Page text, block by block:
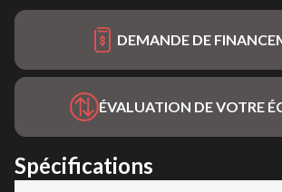
DEMANDE DE
ÉVALUATION DE VOTRE
Spécifications